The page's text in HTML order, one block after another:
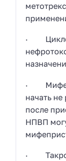
·
·
начать
после
НПВП
·